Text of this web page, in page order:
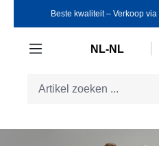
Ga naar de hoofdinhoud
Beste kwaliteit ‒ Verkoop
NL-NL